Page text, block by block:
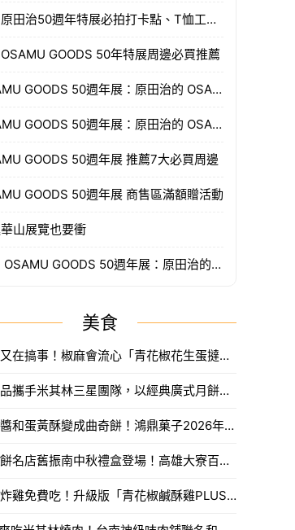
華山原田治50週年特展必拍打卡點、T恤工作坊
GOODS 50年特展周邊必買推薦
OSAMU GOODS 50週年展：原田治的 OSAMU GOODS STYLE 展覽資訊
OSAMU GOODS 50週年展：原田治的 OSAMU GOODS STYLE 票價資訊
GOODS 50週年展 推薦7大必買周邊
GOODS 50週年展 商售區滿額贈活動
山展覽也要衝
更多 OSAMU GOODS 50週年展：原田治的 OSAMU GOODS STYLE 展覽照片：
美食
肯德基又在搞事！椒麻會流心「青花椒花生蛋撻」只賣14天，七夕再推蛋撻花束。
台北君品攜手米其林三星團隊，以經典廣式月餅、頂級茶聯名和精品提袋，打造2026年最奢華的中秋禮盒。
把烤肉醬和蛋黃酥變成曲奇餅！鴻鼎菓子2026年中秋禮盒創意登場，收到保證驚喜連連。
百年漢餅名店舊振南中秋禮盒登場！高雄大寮百日紅蜜紅豆蛋黃酥與噶瑪蘭聯名大人系月餅搶先看。
頂呱呱炸雞免費吃！升級版「青花椒鹹酥雞PLUS」尬角嗨，DIY調酒超過癮。